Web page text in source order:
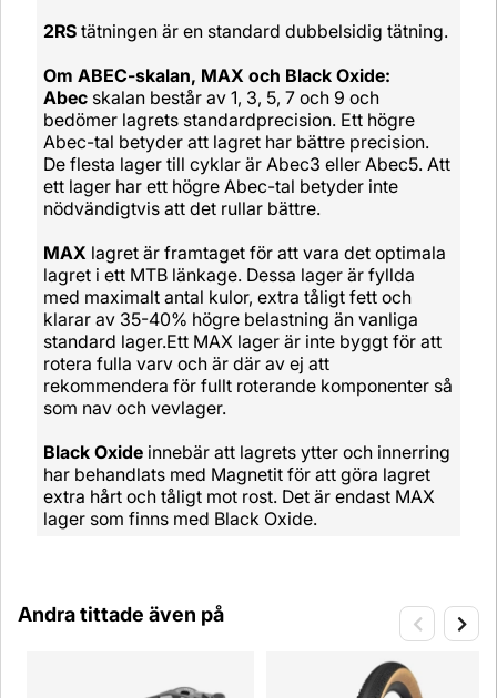
2RS tätningen är en standard dubbelsidig tätning.
Om ABEC-skalan, MAX och Black Oxide:
Abec skalan består av 1, 3, 5, 7 och 9 och
bedömer lagrets standardprecision. Ett högre
Abec-tal betyder att lagret har bättre precision.
De flesta lager till cyklar är Abec3 eller Abec5. Att
ett lager har ett högre Abec-tal betyder inte
nödvändigtvis att det rullar bättre.
MAX lagret är framtaget för att vara det optimala
lagret i ett MTB länkage. Dessa lager är fyllda
med maximalt antal kulor, extra tåligt fett och
klarar av 35-40% högre belastning än vanliga
standard lager.Ett MAX lager är inte byggt för att
rotera fulla varv och är där av ej att
rekommendera för fullt roterande komponenter så
som nav och vevlager.
Black Oxide innebär att lagrets ytter och innerring
har behandlats med Magnetit för att göra lagret
extra hårt och tåligt mot rost. Det är endast MAX
lager som finns med Black Oxide.
Andra tittade även på